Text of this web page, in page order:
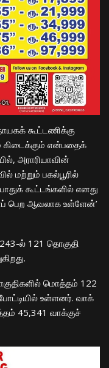
கூட்டணிக்கு
என்பதைக்
அராரியாவின்
மற்றும் பகல்பூரில்
கூட்டங்களில் எனது
பெற ஆவலாக உள்ளேன்’
ல் 121 தொகு​தி​
மொத்​தம் 122
உள்​ளனர். வாக்​
45,341 வாக்​குச்​